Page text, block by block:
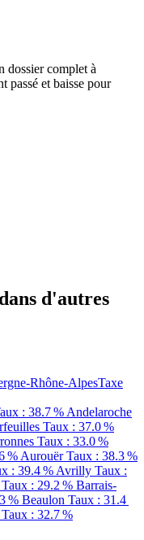
dossier complet à
passé et baisse pour
d'autres
Rhône-AlpesTaxe
: 38.7 % Andelaroche
Taux : 37.0 %
Taux : 33.0 %
% AurouërTaux : 38.3 %
: 39.4 % Avrilly Taux :
: 29.2 % Barrais-
% Beaulon Taux : 31.4
Taux : 32.7 %